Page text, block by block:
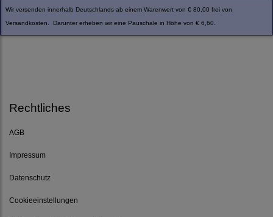
Wir versenden innerhalb Deutschlands ab einem Warenwert von € 80,00 frei von
Versandkosten. Darunter erheben wir eine Pauschale in Höhe von € 6,60.
Rechtliches
AGB
Impressum
Datenschutz
Cookieeinstellungen